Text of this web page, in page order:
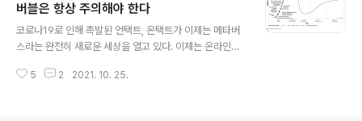
있습니다. 이는 시간과 장소의 한계를 뛰어넘는 긍정적인
영향력을 행사하기도 합니다. 이러한 시대의 흐름에 발맞
추어 플랫폼경제경영연구소(PERI)에서 바리스타자격증,
간자격증 무료 수강 서비스를 시작합니다. 민간자격증 무
버블은 항상 주의해야 한다
코로나19로 인해 촉발된 언택트, 온택트가 이제는 메타버
스라는 완전히 새로운 세상을 열고 있다. 이제는 온라인과
하나 더 추가해야 될 상황이다. 메타버스 열풍이 심상치 않
5 2 2021. 10. 25.